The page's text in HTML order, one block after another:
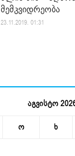
მემკვიდრეობა
23.11.2019. 01:31
აგვისტო
ო ხ